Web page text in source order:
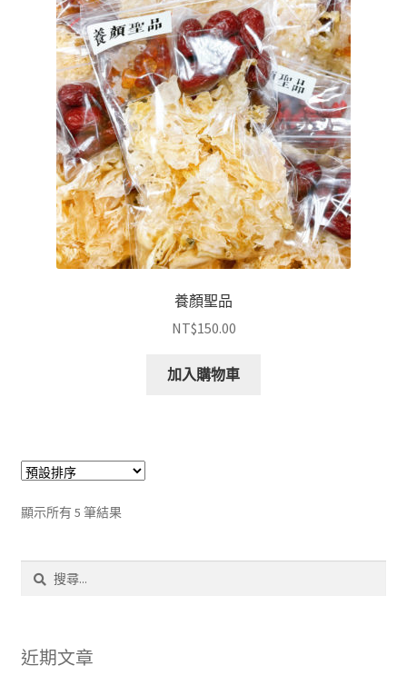
養顏聖品
NT$150.00
加入購物車
顯示所有 5 筆結果
字:
近期文章